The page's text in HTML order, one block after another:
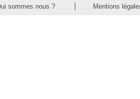
sommes nous ? Mentions